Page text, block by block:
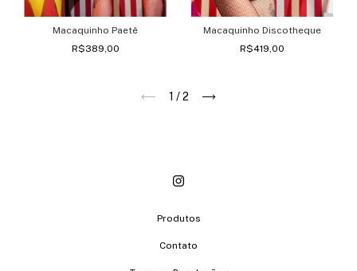
Macaquinho Paetê
R$389,00
Macaquinho Discotheque
R$419,00
1 / 2
Produtos
Contato